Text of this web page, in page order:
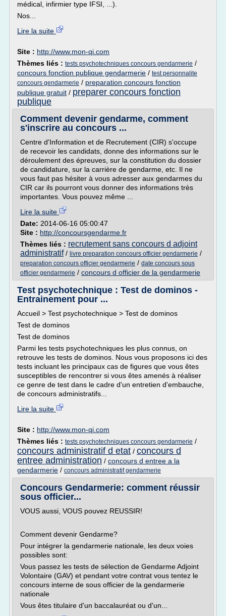
médical, infirmier type IFSI, ...).
Nos...
Lire la suite
Site : http://www.mon-qi.com
Thèmes liés : tests psychotechniques concours gendarmerie /
concours fonction publique gendarmerie / test personnalite
concours gendarmerie / preparation concours fonction
publique gratuit / preparer concours fonction
publique
Comment devenir gendarme, comment
s'inscrire au concours ...
Centre d'Information et de Recrutement (CIR) s'occupe
de recevoir les candidats, donne des informations sur le
déroulement des épreuves, sur la constitution du dossier
de candidature, sur la carrière de gendarme, etc. Il ne
vous faut pas hésiter à vous adresser aux gendarmes du
CIR car ils pourront vous donner des informations très
importantes. Vous pouvez même ...
Lire la suite
Date: 2014-06-16 05:00:47
Site : http://concoursgendarme.fr
Thèmes liés : recrutement sans concours d adjoint
administratif/ livre preparation concours officier gendarmerie /
preparation concours officier gendarmerie / date concours sous
officier gendarmerie / concours d officier de la gendarmerie
Test psychotechnique : Test de dominos -
Entrainement pour ...
Accueil > Test psychotechnique > Test de dominos
Test de dominos
Test de dominos
Parmi les tests psychotechniques les plus connus, on
retrouve les tests de dominos. Nous vous proposons ici des
tests incluant les principaux cas de figures que vous êtes
susceptibles de rencontrer si vous êtes amenés à réaliser
ce genre de test dans le cadre d'un entretien d'embauche,
de concours administratifs...
Lire la suite
Site : http://www.mon-qi.com
Thèmes liés : tests psychotechniques concours gendarmerie /
concours administratif d etat / concours d
entree administration / concours d entree a la
gendarmerie / concours administratif gendarmerie
Concours Gendarmerie: comment réussir
sous officier...
VOUS aussi, VOUS pouvez REUSSIR!
Comment devenir Gendarme?
Pour intégrer la gendarmerie nationale, les deux voies
possibles sont:
Vous passez les tests de sélection de Gendarme Adjoint
Volontaire (GAV) et pendant votre contrat vous tentez le
concours interne de sous officier de la gendarmerie
nationale
Vous êtes titulaire d'un baccalauréat ou d'un...